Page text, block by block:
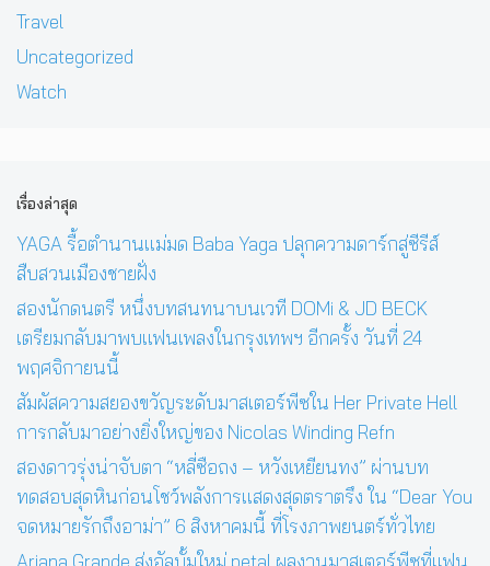
Travel
Uncategorized
Watch
เรื่องล่าสุด
YAGA รื้อตำนานแม่มด Baba Yaga ปลุกความดาร์กสู่ซีรีส์
สืบสวนเมืองชายฝั่ง
สองนักดนตรี หนึ่งบทสนทนาบนเวที DOMi & JD BECK
เตรียมกลับมาพบแฟนเพลงในกรุงเทพฯ อีกครั้ง วันที่ 24
พฤศจิกายนนี้
สัมผัสความสยองขวัญระดับมาสเตอร์พีซใน Her Private Hell
การกลับมาอย่างยิ่งใหญ่ของ Nicolas Winding Refn
สองดาวรุ่งน่าจับตา “หลี่ซือถง – หวังเหยียนทง” ผ่านบท
ทดสอบสุดหินก่อนโชว์พลังการแสดงสุดตราตรึง ใน “Dear You
จดหมายรักถึงอาม่า” 6 สิงหาคมนี้ ที่โรงภาพยนตร์ทั่วไทย